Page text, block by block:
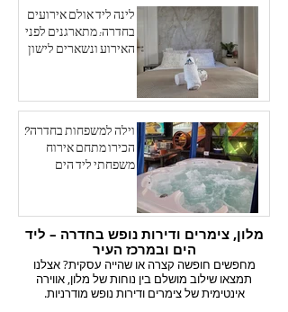
לינה ליד אולם אירועים
בחדרה: מתארגנים לפני
האירוע ונשארים לישון
וילה למשפחות בחדרה?
הכירו מתחם אירוח
משפחתי ליד הים
מלון, צימרים ודירות נופש בחדרה – ליד
הים ובמרכז העיר
מחפשים חופשה קצרה או שהייה עסקית? אצלנו
תמצאו שילוב מושלם בין נוחות של מלון, אווירה
אינטימית של צימרים ודירות נופש מודרניות.